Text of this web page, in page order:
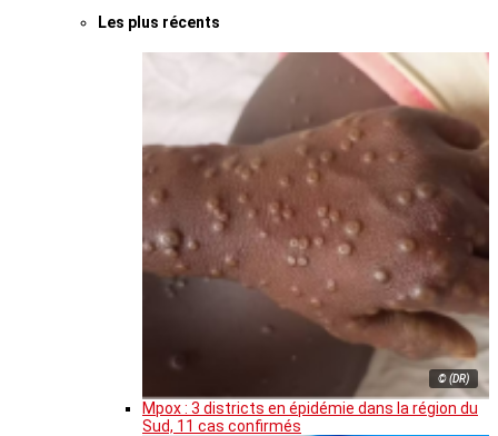
Les plus récents
© (DR)
Mpox : 3 districts en épidémie dans la région du
Sud, 11 cas confirmés